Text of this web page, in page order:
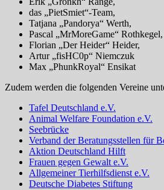
das „PietSmiet“-Team,
Tatjana „Pandorya“ Werth,
Pascal „MrMoreGame“ Rothkegel,
Florian „Der Heider“ Heider,
Artur „fisHC0p“ Niemczuk
Max „PhunkRoyal“ Ensikat
Zudem werden die folgenden Vereine
Tafel Deutschland e.V.
Animal Welfare Foundation e.V.
Seebrücke
Verband der Beratungsstellen für
Aktion Deutschland Hilft
Frauen gegen Gewalt e.V.
Allgemeiner Tierhilfsdienst e.V.
Deutsche Diabetes Stiftung